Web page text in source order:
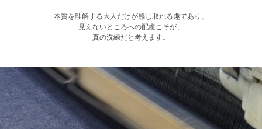
本質を理解する大人だけが感じ取れる趣であり、
見えないところへの配慮こそが、
真の洗練だと考えます。